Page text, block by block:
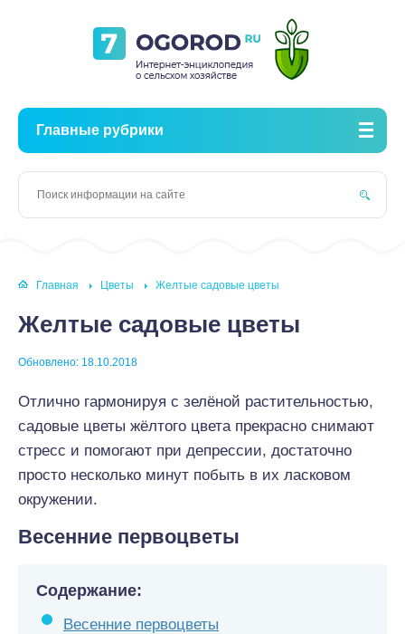
Главные рубрики
Главная Цветы Желтые садовые цветы
Желтые садовые цветы
Обновлено: 18.10.2018
Отлично гармонируя с зелёной растительностью,
садовые цветы жёлтого цвета прекрасно снимают
стресс и помогают при депрессии, достаточно
просто несколько минут побыть в их ласковом
окружении.
Весенние первоцветы
Содержание:
Весенние первоцветы